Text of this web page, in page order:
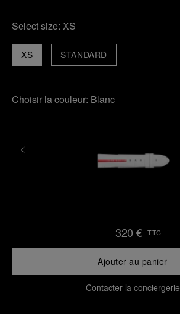
Select size: XS
XS STANDARD
Choisir la couleur: Blanc
320 € TTC
Ajouter au panier
Contacter la conciergerie